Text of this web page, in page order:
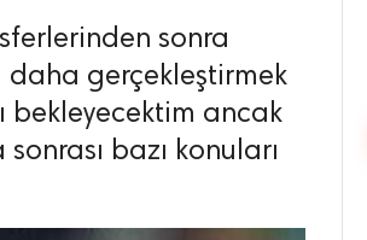
sonra
daha gerçekleştirmek
bekleyecektim ancak
bazı konuları